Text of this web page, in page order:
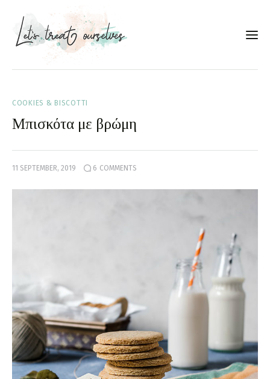
Services
Moments of Mine
FAQ
COOKIES & BISCOTTI
Μπισκότα με βρώμη
11 SEPTEMBER, 2019 6 COMMENTS